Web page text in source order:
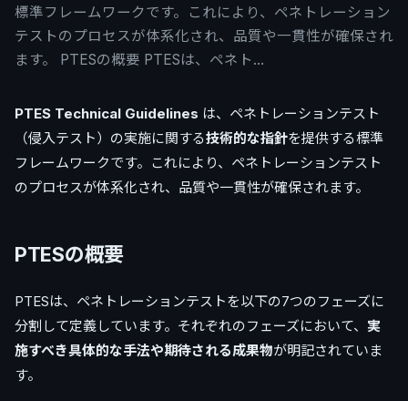
標準フレームワークです。これにより、ペネトレーション
テストのプロセスが体系化され、品質や一貫性が確保され
ます。 PTESの概要 PTESは、ペネト…
PTES Technical Guidelines は、ペネトレーションテスト
（侵入テスト）の実施に関する技術的な指針を提供する標準
フレームワークです。これにより、ペネトレーションテスト
のプロセスが体系化され、品質や一貫性が確保されます。
PTESの概要
PTESは、ペネトレーションテストを以下の7つのフェーズに
分割して定義しています。それぞれのフェーズにおいて、 実
施すべき具体的な手法や期待される成果物が明記されていま
す。